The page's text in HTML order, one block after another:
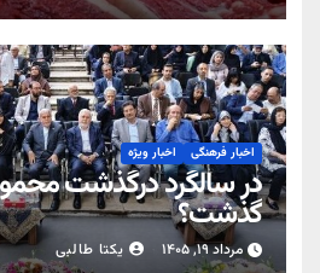
اخبار فرهنگی اخبار ویژه
در سالگرد درگذشت
گذشت؟
مرداد ۱۹, ۱۴۰۵ یکتا طالبی